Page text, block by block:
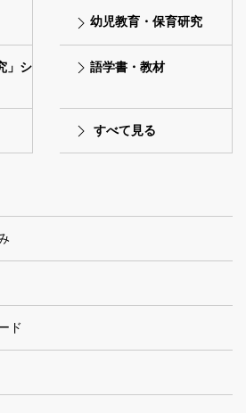
幼児教育・保育研究
」シ
語学書・教材
すべて見る
ド